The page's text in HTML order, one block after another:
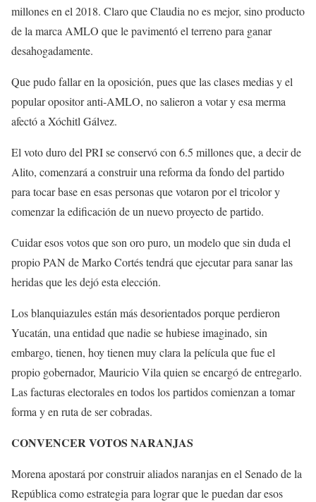
millones en el 2018. Claro que Claudia no es mejor, sino producto
de la marca AMLO que le pavimentó el terreno para ganar
desahogadamente.
Que pudo fallar en la oposición, pues que las clases medias y el
popular opositor anti-AMLO, no salieron a votar y esa merma
afectó a Xóchitl Gálvez.
El voto duro del PRI se conservó con 6.5 millones que, a decir de
Alito, comenzará a construir una reforma da fondo del partido
para tocar base en esas personas que votaron por el tricolor y
comenzar la edificación de un nuevo proyecto de partido.
Cuidar esos votos que son oro puro, un modelo que sin duda el
propio PAN de Marko Cortés tendrá que ejecutar para sanar las
heridas que les dejó esta elección.
Los blanquiazules están más desorientados porque perdieron
Yucatán, una entidad que nadie se hubiese imaginado, sin
embargo, tienen, hoy tienen muy clara la película que fue el
propio gobernador, Mauricio Vila quien se encargó de entregarlo.
Las facturas electorales en todos los partidos comienzan a tomar
forma y en ruta de ser cobradas.
CONVENCER VOTOS NARANJAS
Morena apostará por construir aliados naranjas en el Senado de la
República como estrategia para lograr que le puedan dar esos